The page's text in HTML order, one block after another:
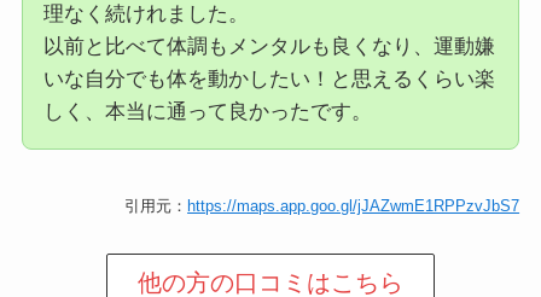
理なく続けれました。
以前と比べて体調もメンタルも良くなり、運動嫌
いな自分でも体を動かしたい！と思えるくらい楽
しく、本当に通って良かったです。
引用元： https://maps.app.goo.gl/jJAZwmE1RPPzvJbS7
他の方の口コミはこちら